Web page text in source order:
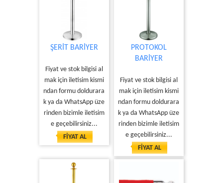
ŞERİT BARİYER
Fiyat ve stok bilgisi al
mak için iletisim kismi
ndan formu doldurara
k ya da WhatsApp üze
rinden bizimle iletisim
e geçebilirsiniz...
FİYAT AL
PROTOKOL
BARİYER
Fiyat ve stok bilgisi al
mak için iletisim kismi
ndan formu doldurara
k ya da WhatsApp üze
rinden bizimle iletisim
e geçebilirsiniz...
FİYAT AL